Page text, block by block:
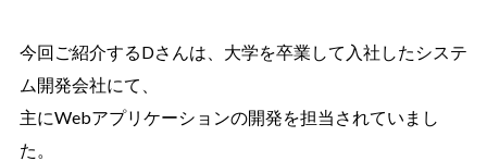
今回ご紹介するDさんは、大学を卒業して入社したシステ
ム開発会社にて、
主にWebアプリケーションの開発を担当されていまし
た。